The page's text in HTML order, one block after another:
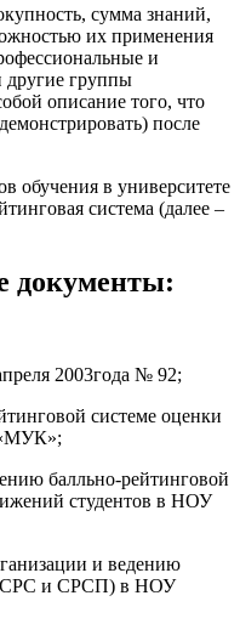
сумма знаний,
их применения
и
другие группы
описание того, что
после
обучения в университете
система (далее –
документы:
2003года № 92;
системе оценки
балльно-рейтинговой
студентов в НОУ
и ведению
(СРС и СРСП) в НОУ